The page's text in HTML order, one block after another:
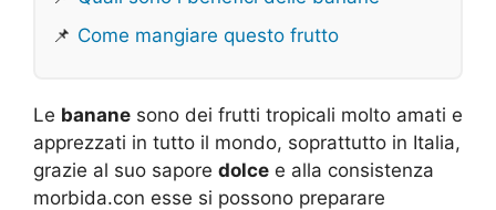
📌 Come mangiare questo frutto
Le banane sono dei frutti tropicali molto amati e
apprezzati in tutto il mondo, soprattutto in Italia,
grazie al suo sapore dolce e alla consistenza
morbida.con esse si possono preparare